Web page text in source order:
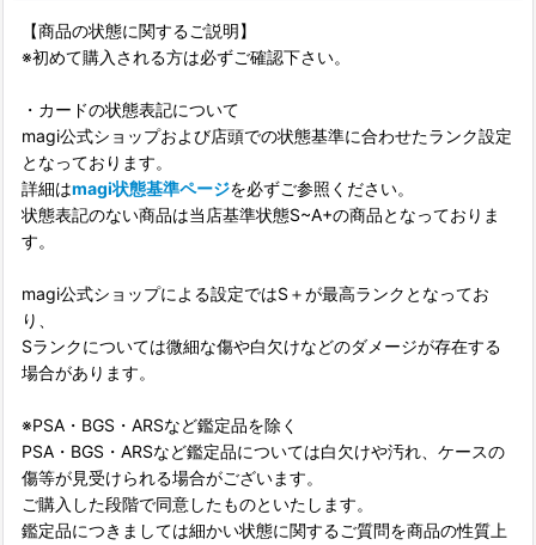
【商品の状態に関するご説明】
※初めて購入される方は必ずご確認下さい。
・カードの状態表記について
magi公式ショップおよび店頭での状態基準に合わせたランク設定
となっております。
詳細はmagi状態基準ページを必ずご参照ください。
状態表記のない商品は当店基準状態S~A+の商品となっておりま
す。
magi公式ショップによる設定ではS＋が最高ランクとなってお
り、
Sランクについては微細な傷や白欠けなどのダメージが存在する
場合があります。
※PSA・BGS・ARSなど鑑定品を除く
PSA・BGS・ARSなど鑑定品については白欠けや汚れ、ケースの
傷等が見受けられる場合がございます。
ご購入した段階で同意したものといたします。
鑑定品につきましては細かい状態に関するご質問を商品の性質上